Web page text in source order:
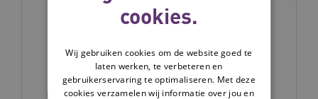
cookies.
Wij gebruiken cookies om de website goed te
laten werken, te verbeteren en
gebruikerservaring te optimaliseren. Met deze
cookies verzamelen wij informatie over jou en